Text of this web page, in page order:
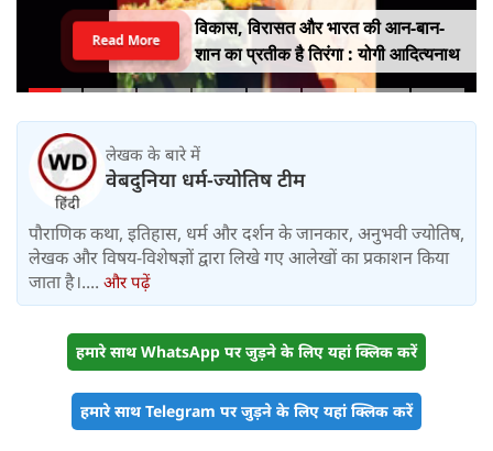
विकास, विरासत और भारत की आन-बान-
शान का प्रतीक है तिरंगा : योगी आदित्यनाथ
Read More
लेखक के बारे में
वेबदुनिया धर्म-ज्योतिष टीम
पौराणिक कथा, इतिहास, धर्म और दर्शन के जानकार, अनुभवी ज्योतिष,
लेखक और विषय-विशेषज्ञों द्वारा लिखे गए आलेखों का प्रकाशन किया
जाता है।.... और पढ़ें
हमारे साथ WhatsApp पर जुड़ने के लिए यहां क्लिक करें
हमारे साथ Telegram पर जुड़ने के लिए यहां क्लिक करें